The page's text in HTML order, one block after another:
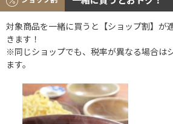
対象商品を一緒に買うと【ショップ割】が
きます！
※同じショップでも、税率が異なる場合は
ます。